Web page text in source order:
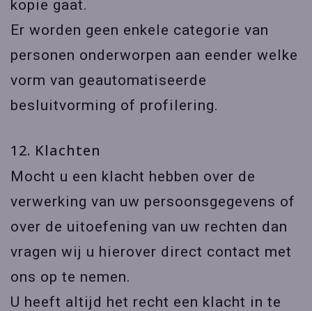
kopie gaat.
Er worden geen enkele categorie van
personen onderworpen aan eender welke
vorm van geautomatiseerde
besluitvorming of profilering.
12. Klachten
Mocht u een klacht hebben over de
verwerking van uw persoonsgegevens of
over de uitoefening van uw rechten dan
vragen wij u hierover direct contact met
ons op te nemen.
U heeft altijd het recht een klacht in te